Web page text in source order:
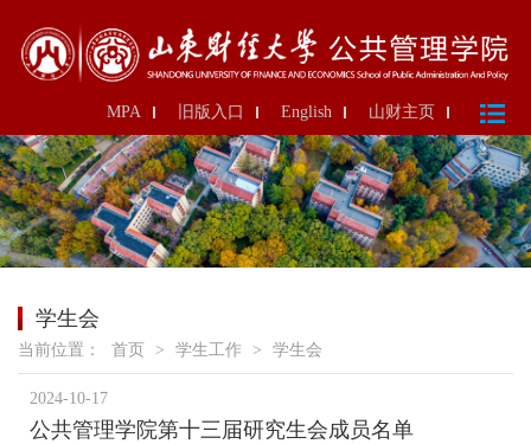
山财主页
English
旧版入口
MPA
学生会
当前位置： 首页 > 学生工作 > 学生会
2024-10-17
公共管理学院第十三届研究生会成员名单